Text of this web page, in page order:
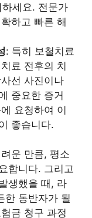
세요. 전문가
하고 빠른 해
: 특히 보철치료
료 전후의 치
선 사진이나
중요한 증거
요청하여 이
좋습니다.
운 만큼, 평소
합니다. 그리고
생했을 때, 라
한 동반자가 될
금 청구 과정